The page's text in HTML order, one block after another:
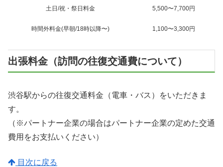
土日/祝・祭日料金 5,500〜7,700円
時間外料金(早朝/18時以降〜) 1,100〜3,300円
出張料金（訪問の往復交通費について）
渋谷駅からの往復交通料金（電車・バス）をいただきま
す。
（※パートナー企業の場合はパートナー企業の定めた交通
費用をお支払いください）
目次に戻る